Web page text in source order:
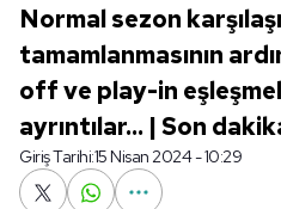
Normal sezon
tamamlanmasının
off ve play-in
ayrıntılar... | Son
Giriş Tarihi:15 Nisan 2024 - 10:29